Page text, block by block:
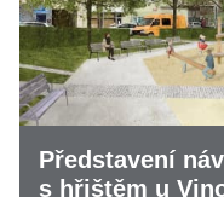
Představení
s hřištěm u